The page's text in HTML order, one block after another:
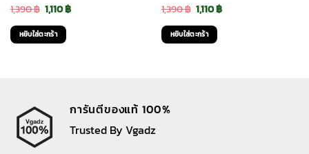
1,390฿ Original
price
was:
1,110฿Current
หยิบใส่ตะกร้า
1,390฿ Original
price
was:
1,110฿Current
หยิบใส่ตะกร้า
การันตีของแท้ 100%
Trusted By Vgadz